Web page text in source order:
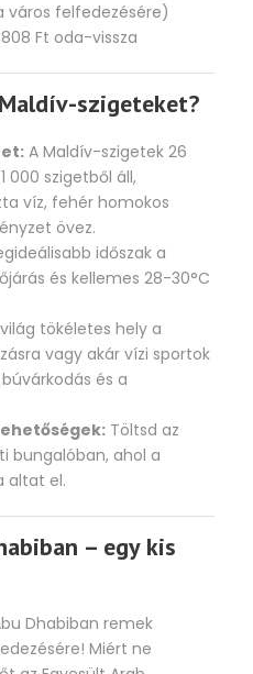
város felfedezésére)
808 Ft oda-vissza
szigeteket?
A Maldív-szigetek 26
000 szigetből áll,
víz, fehér homokos
övez.
időszak a
és kellemes 28-30°C
tökéletes hely a
vagy akár vízi sportok
és a
Töltsd az
bungalóban, ahol a
altat el.
– egy kis
Dhabiban remek
Miért ne